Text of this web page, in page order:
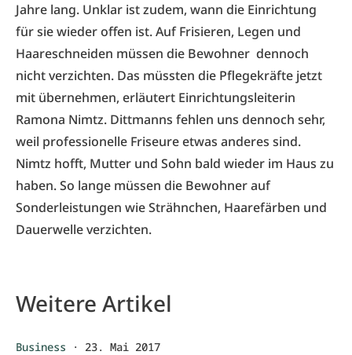
Jahre lang. Unklar ist zudem, wann die Einrichtung
für sie wieder offen ist. Auf Frisieren, Legen und
Haareschneiden müssen die Bewohner dennoch
nicht verzichten. Das müssten die Pflegekräfte jetzt
mit übernehmen, erläutert Einrichtungsleiterin
Ramona Nimtz. Dittmanns fehlen uns dennoch sehr,
weil professionelle Friseure etwas anderes sind.
Nimtz hofft, Mutter und Sohn bald wieder im Haus zu
haben. So lange müssen die Bewohner auf
Sonderleistungen wie Strähnchen, Haarefärben und
Dauerwelle verzichten.
Weitere Artikel
Business · 23. Mai 2017